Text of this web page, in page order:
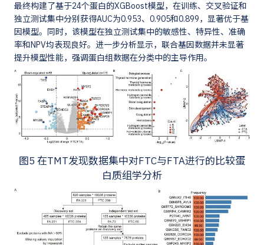
最终构建了基于24个蛋白的XGBoost模型，在训练、交叉验证和
独立测试集中分别获得AUC为0.953、0.905和0.899，显著优于基
因模型。同时，该模型在独立测试集中的敏感性、特异性、准确
率和NPV均表现良好。进一步分析显示，联合基因数据并未显著
提升模型性能，强调蛋白组数据在分类中的主导作用。
图5 在TMT发现数据集中对FTC与FTA进行的比较蛋
白质组学分析